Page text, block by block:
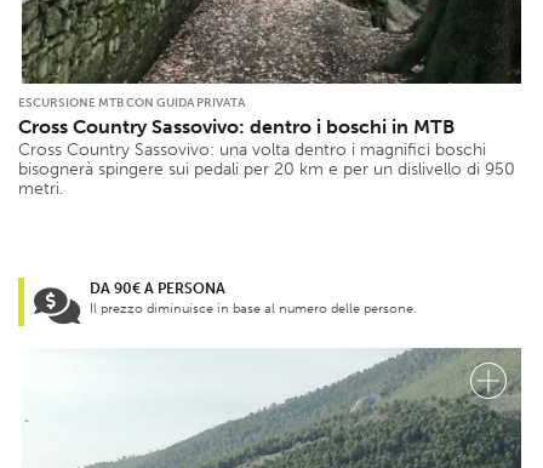
ESCURSIONE MTB CON GUIDA PRIVATA
Cross Country Sassovivo: dentro i boschi in MTB
Cross Country Sassovivo: una volta dentro i magnifici boschi
bisognerà spingere sui pedali per 20 km e per un dislivello di 950
metri.
DA 90€ A PERSONA
Il prezzo diminuisce in base al numero delle persone.